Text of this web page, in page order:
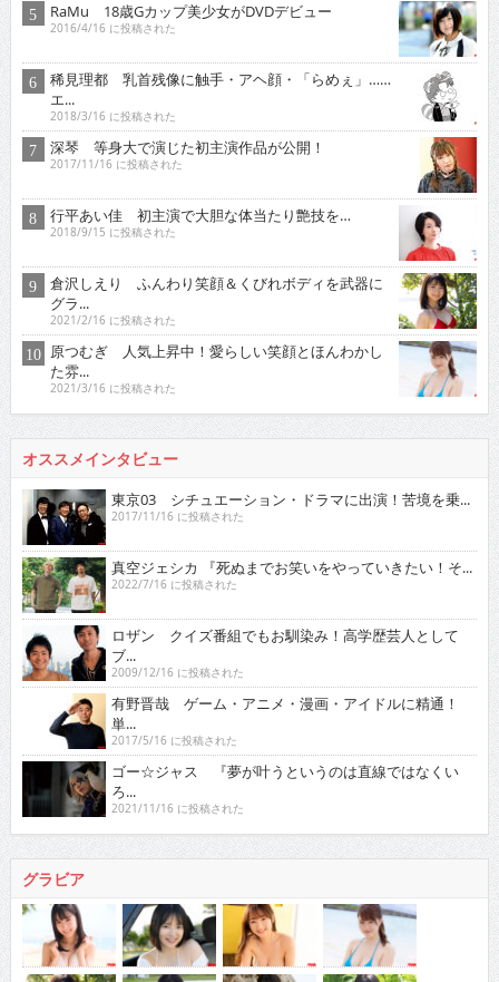
RaMu 18歳Gカップ美少女がDVDデビュー
2016/4/16 に投稿された
稀見理都 乳首残像に触手・アヘ顔・「らめぇ」……
エ...
2018/3/16 に投稿された
深琴 等身大で演じた初主演作品が公開！
2017/11/16 に投稿された
行平あい佳 初主演で大胆な体当たり艶技を…
2018/9/15 に投稿された
倉沢しえり ふんわり笑顔＆くびれボディを武器に
グラ...
2021/2/16 に投稿された
原つむぎ 人気上昇中！愛らしい笑顔とほんわかし
た雰...
2021/3/16 に投稿された
オススメインタビュー
東京03 シチュエーション・ドラマに出演！苦境を乗...
2017/11/16 に投稿された
真空ジェシカ 『死ぬまでお笑いをやっていきたい！そ...
2022/7/16 に投稿された
ロザン クイズ番組でもお馴染み！高学歴芸人として
ブ...
2009/12/16 に投稿された
有野晋哉 ゲーム・アニメ・漫画・アイドルに精通！
単...
2017/5/16 に投稿された
ゴー☆ジャス 『夢が叶うというのは直線ではなくい
ろ...
2021/11/16 に投稿された
グラビア